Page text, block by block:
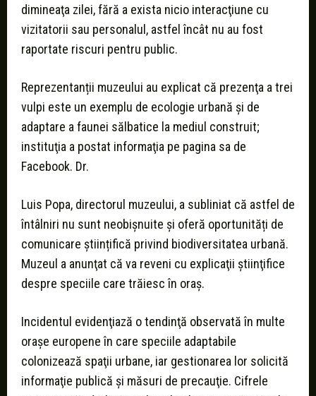
dimineaţa zilei, fără a exista nicio interacţiune cu
vizitatorii sau personalul, astfel încât nu au fost
raportate riscuri pentru public.
Reprezentanții muzeului au explicat că prezenţa a trei
vulpi este un exemplu de ecologie urbană și de
adaptare a faunei sălbatice la mediul construit;
instituţia a postat informaţia pe pagina sa de
Facebook. Dr.
Luis Popa, directorul muzeului, a subliniat că astfel de
întâlniri nu sunt neobișnuite și oferă oportunități de
comunicare științifică privind biodiversitatea urbană.
Muzeul a anunţat că va reveni cu explicaţii ştiinţifice
despre speciile care trăiesc în oraş.
Incidentul evidenţiază o tendinţă observată în multe
oraşe europene în care speciile adaptabile
colonizează spaţii urbane, iar gestionarea lor solicită
informaţie publică și măsuri de precauţie. Cifrele